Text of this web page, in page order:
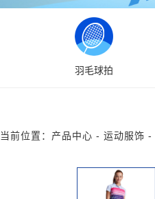
羽毛球拍
当前位置： 产品中心 - 运动服饰 -